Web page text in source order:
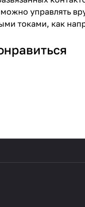
управлять
токами, как